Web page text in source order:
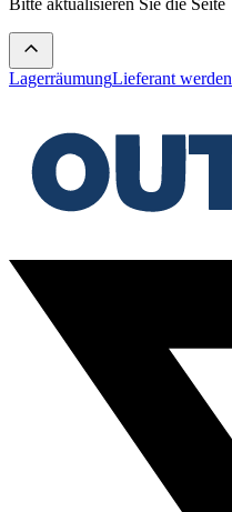
LagerräumungLieferant werden